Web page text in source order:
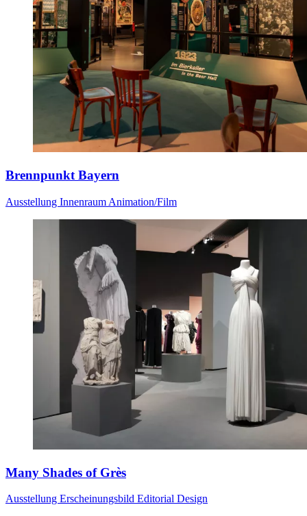
Brennpunkt Bayern
Ausstellung Innenraum Animation/Film
Many Shades of Grès
Ausstellung Erscheinungsbild Editorial Design